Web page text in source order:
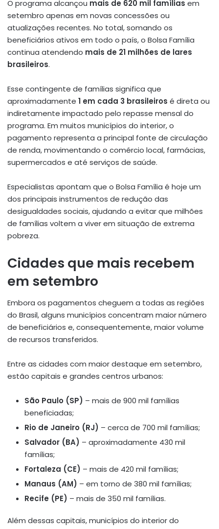
O programa alcançou mais de 620 mil famílias em
setembro apenas em novas concessões ou
atualizações recentes. No total, somando os
beneficiários ativos em todo o país, o Bolsa Família
continua atendendo mais de 21 milhões de lares
brasileiros.
Esse contingente de famílias significa que
aproximadamente 1 em cada 3 brasileiros é direta ou
indiretamente impactado pelo repasse mensal do
programa. Em muitos municípios do interior, o
pagamento representa a principal fonte de circulação
de renda, movimentando o comércio local, farmácias,
supermercados e até serviços de saúde.
Especialistas apontam que o Bolsa Família é hoje um
dos principais instrumentos de redução das
desigualdades sociais, ajudando a evitar que milhões
de famílias voltem a viver em situação de extrema
pobreza.
Cidades que mais recebem
em setembro
Embora os pagamentos cheguem a todas as regiões
do Brasil, alguns municípios concentram maior número
de beneficiários e, consequentemente, maior volume
de recursos transferidos.
Entre as cidades com maior destaque em setembro,
estão capitais e grandes centros urbanos:
São Paulo (SP) – mais de 900 mil famílias
beneficiadas;
Rio de Janeiro (RJ) – cerca de 700 mil famílias;
Salvador (BA) – aproximadamente 430 mil
famílias;
Fortaleza (CE) – mais de 420 mil famílias;
Manaus (AM) – em torno de 380 mil famílias;
Recife (PE) – mais de 350 mil famílias.
Além dessas capitais, municípios do interior do